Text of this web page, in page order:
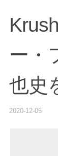
ー・
也史
2020-12-05